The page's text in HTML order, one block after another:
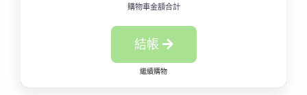
購物車金額合計
結帳
繼續購物